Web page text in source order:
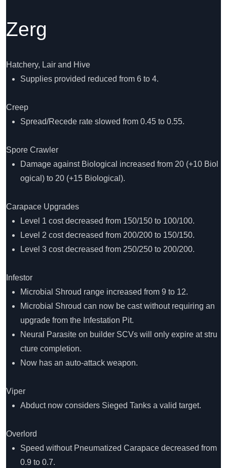
Zerg
Hatchery, Lair and Hive
Supplies provided reduced from 6 to 4.
Creep
Spread/Recede rate slowed from 0.45 to 0.55.
Spore Crawler
Damage against Biological increased from 20 (+10 Biol
ogical) to 20 (+15 Biological).
Carapace Upgrades
Level 1 cost decreased from 150/150 to 100/100.
Level 2 cost decreased from 200/200 to 150/150.
Level 3 cost decreased from 250/250 to 200/200.
Infestor
Microbial Shroud range increased from 9 to 12.
Microbial Shroud can now be cast without requiring an
upgrade from the Infestation Pit.
Neural Parasite on builder SCVs will only expire at stru
cture completion.
Now has an auto-attack weapon.
Viper
Abduct now considers Sieged Tanks a valid target.
Overlord
Speed without Pneumatized Carapace decreased from
0.9 to 0.7.